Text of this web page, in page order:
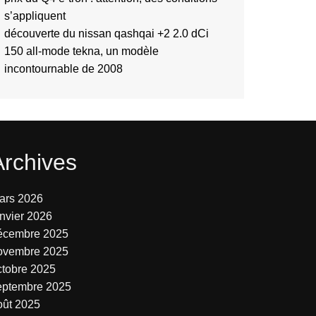
s’appliquent
découverte du nissan qashqai +2 2.0 dCi
150 all-mode tekna, un modèle
incontournable de 2008
2026
2026
2025
2025
2025
2025
2025